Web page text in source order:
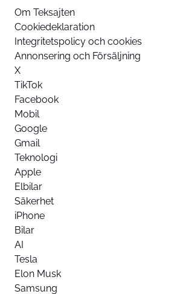
Om Teksajten
Cookiedeklaration
Integritetspolicy och cookies
Annonsering och Försäljning
X
TikTok
Facebook
Mobil
Google
Gmail
Teknologi
Apple
Elbilar
Säkerhet
iPhone
Bilar
AI
Tesla
Elon Musk
Samsung